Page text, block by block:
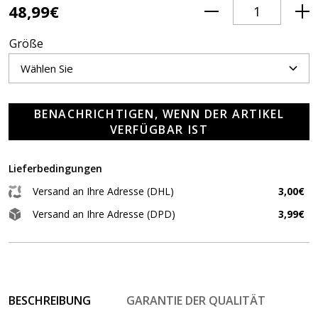
48,99€
Größe
BENACHRICHTIGEN, WENN DER ARTIKEL
VERFÜGBAR IST
Lieferbedingungen
Versand an Ihre Adresse (DHL)
3,00€
Versand an Ihre Adresse (DPD)
3,99€
BESCHREIBUNG GARANTIE DER QUALITÄT